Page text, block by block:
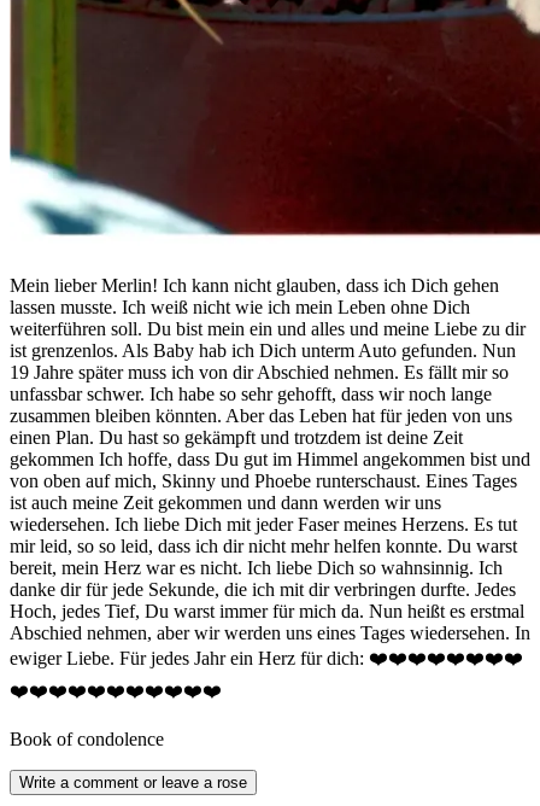
Mein lieber Merlin! Ich kann nicht glauben, dass ich Dich gehen
lassen musste. Ich weiß nicht wie ich mein Leben ohne Dich
weiterführen soll. Du bist mein ein und alles und meine Liebe zu dir
ist grenzenlos. Als Baby hab ich Dich unterm Auto gefunden. Nun
19 Jahre später muss ich von dir Abschied nehmen. Es fällt mir so
unfassbar schwer. Ich habe so sehr gehofft, dass wir noch lange
zusammen bleiben könnten. Aber das Leben hat für jeden von uns
einen Plan. Du hast so gekämpft und trotzdem ist deine Zeit
gekommen Ich hoffe, dass Du gut im Himmel angekommen bist und
von oben auf mich, Skinny und Phoebe runterschaust. Eines Tages
ist auch meine Zeit gekommen und dann werden wir uns
wiedersehen. Ich liebe Dich mit jeder Faser meines Herzens. Es tut
mir leid, so so leid, dass ich dir nicht mehr helfen konnte. Du warst
bereit, mein Herz war es nicht. Ich liebe Dich so wahnsinnig. Ich
danke dir für jede Sekunde, die ich mit dir verbringen durfte. Jedes
Hoch, jedes Tief, Du warst immer für mich da. Nun heißt es erstmal
Abschied nehmen, aber wir werden uns eines Tages wiedersehen. In
ewiger Liebe. Für jedes Jahr ein Herz für dich: ❤️❤️❤️❤️❤️❤️❤️❤️
❤️❤️❤️❤️❤️❤️❤️❤️❤️❤️❤️
Book of condolence
Write a comment or leave a rose